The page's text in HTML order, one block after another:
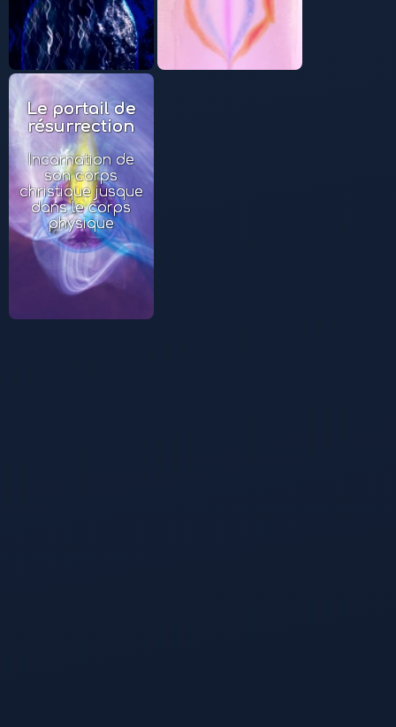
Le portail de
résurrection
Incarnation de
son corps
christique jusque
dans le corps
physique